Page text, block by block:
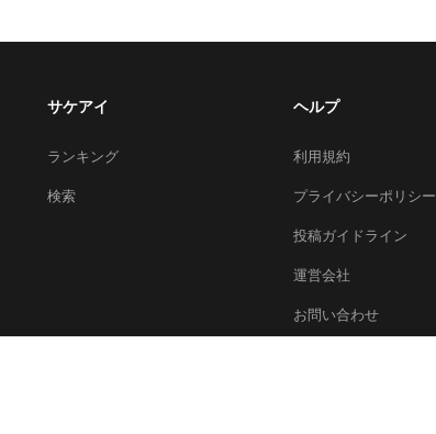
サケアイ
ランキング
検索
ヘルプ
利用規約
プライバシーポリシー
投稿ガイドライン
運営会社
お問い合わせ